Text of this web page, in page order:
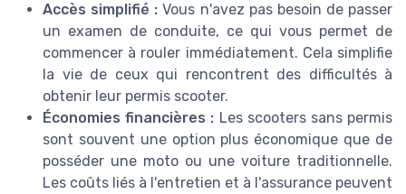
Accès simplifié : Vous n'avez pas besoin de passer
un examen de conduite, ce qui vous permet de
commencer à rouler immédiatement. Cela simplifie
la vie de ceux qui rencontrent des difficultés à
obtenir leur permis scooter.
Économies financières : Les scooters sans permis
sont souvent une option plus économique que de
posséder une moto ou une voiture traditionnelle.
Les coûts liés à l'entretien et à l'assurance peuvent